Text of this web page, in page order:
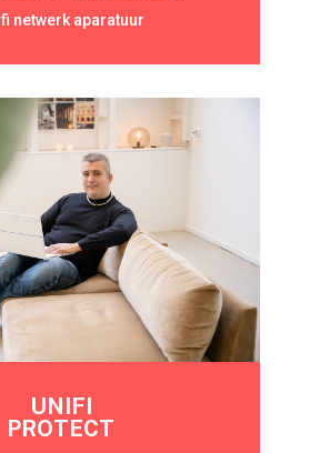
netwerk aparatuur
UNIFI
PROTECT